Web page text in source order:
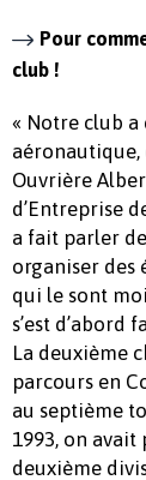
Pour
club !
« Notre club a
aéronautique,
Ouvrière
d’Entreprise
a fait parler
organiser des
qui le sont
s’est d’abord
La deuxième
parcours en
au septième
1993, on
deuxième